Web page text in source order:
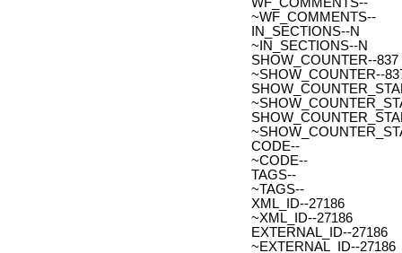
~WF_COMMENTS--
IN_SECTIONS--N
~IN_SECTIONS--N
SHOW_COUNTER--837
~SHOW_COUNTER--
CODE--
~CODE--
TAGS--
~TAGS--
XML_ID--27186
~XML_ID--27186
EXTERNAL_ID--27186
~EXTERNAL_ID--27186